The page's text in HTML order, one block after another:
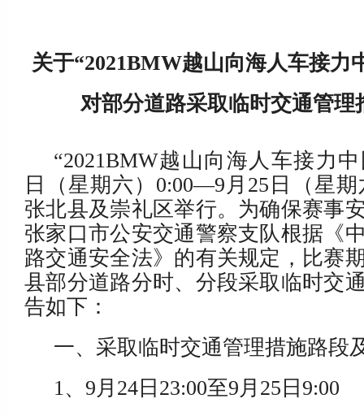
关于“2021BMW越山向海人车接力
对部分道路采取临时交通管理
“2021BMW越山向海人车接力
日（星期六）0:00—9月25日（星期
张北县及崇礼区举行。为确保赛事
张家口市公安交通警察支队根据《
路交通安全法》的有关规定，比赛
县部分道路分时、分段采取临时交
告如下：
一、采取临时交通管理措施路段
1、9月24日23:00至9月25日9:00